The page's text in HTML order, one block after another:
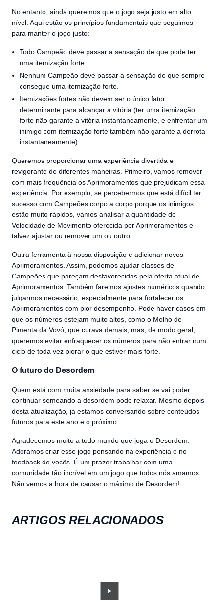
No entanto, ainda queremos que o jogo seja justo em alto
nível. Aqui estão os princípios fundamentais que seguimos
para manter o jogo justo:
Todo Campeão deve passar a sensação de que pode ter
uma itemização forte.
Nenhum Campeão deve passar a sensação de que sempre
consegue uma itemização forte.
Itemizações fortes não devem ser o único fator
determinante para alcançar a vitória (ter uma itemização
forte não garante a vitória instantaneamente, e enfrentar um
inimigo com itemização forte também não garante a derrota
instantaneamente).
Queremos proporcionar uma experiência divertida e
revigorante de diferentes maneiras. Primeiro, vamos remover
com mais frequência os Aprimoramentos que prejudicam essa
experiência. Por exemplo, se percebermos que está difícil ter
sucesso com Campeões corpo a corpo porque os inimigos
estão muito rápidos, vamos analisar a quantidade de
Velocidade de Movimento oferecida por Aprimoramentos e
talvez ajustar ou remover um ou outro.
Outra ferramenta à nossa disposição é adicionar novos
Aprimoramentos. Assim, podemos ajudar classes de
Campeões que pareçam desfavorecidas pela oferta atual de
Aprimoramentos. Também faremos ajustes numéricos quando
julgarmos necessário, especialmente para fortalecer os
Aprimoramentos com pior desempenho. Pode haver casos em
que os números estejam muito altos, como o Molho de
Pimenta da Vovó, que curava demais, mas, de modo geral,
queremos evitar enfraquecer os números para não entrar num
ciclo de toda vez piorar o que estiver mais forte.
O futuro do Desordem
Quem está com muita ansiedade para saber se vai poder
continuar semeando a desordem pode relaxar. Mesmo depois
desta atualização, já estamos conversando sobre conteúdos
futuros para este ano e o próximo.
Agradecemos muito a todo mundo que joga o Desordem.
Adoramos criar esse jogo pensando na experiência e no
feedback de vocês. É um prazer trabalhar com uma
comunidade tão incrível em um jogo que todos nós amamos.
Não vemos a hora de causar o máximo de Desordem!
ARTIGOS RELACIONADOS